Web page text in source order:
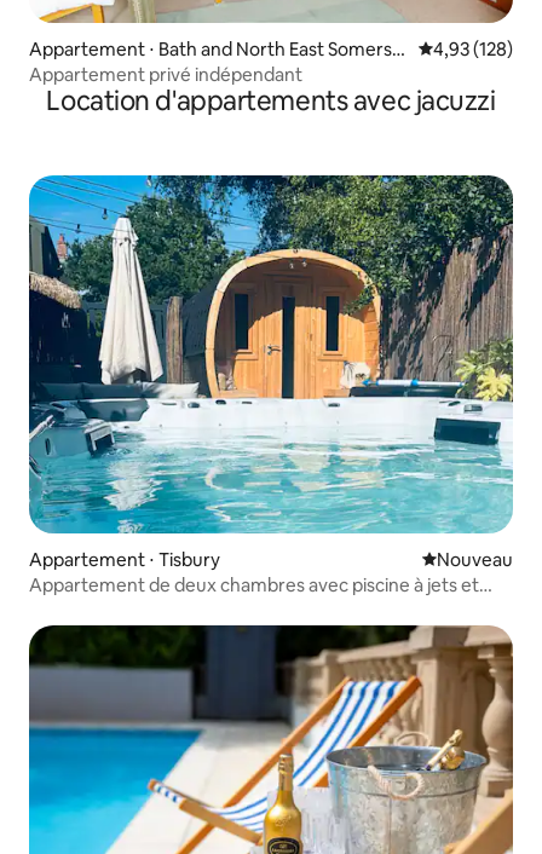
Appartement ⋅ Bath and North East Somerse
t
Évaluation
4,93 (128)
Appartement privé indépendant
Location d'appartements avec jacuzzi
Appartement ⋅ Tisbury Nouvel
Nouveau
Appartement de deux chambres avec piscine à jets et